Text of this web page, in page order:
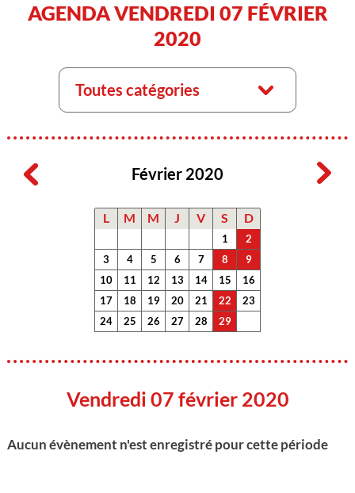
AGENDA VENDREDI 07 FÉVRIER
2020
Toutes catégories
Février 2020
L M M J V S D
1
2
3
4 5 6 7 8
9
10
11 12 13 14 15
16
17
18 19 20 21 22
23
24
25 26 27 28 29
Vendredi 07 février 2020
Aucun évènement n'est enregistré pour cette période